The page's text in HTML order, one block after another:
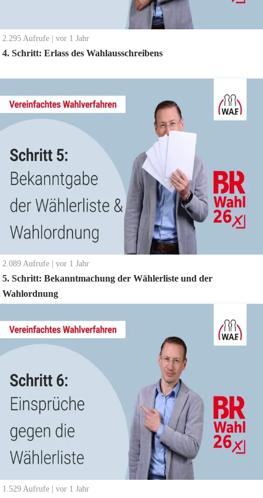
2.295 Aufrufe vor 1 Jahr
4. Schritt: Erlass des Wahlausschreibens
2.089 Aufrufe vor 1 Jahr
5. Schritt: Bekanntmachung der Wählerliste und der
Wahlordnung
1.529 Aufrufe vor 1 Jahr